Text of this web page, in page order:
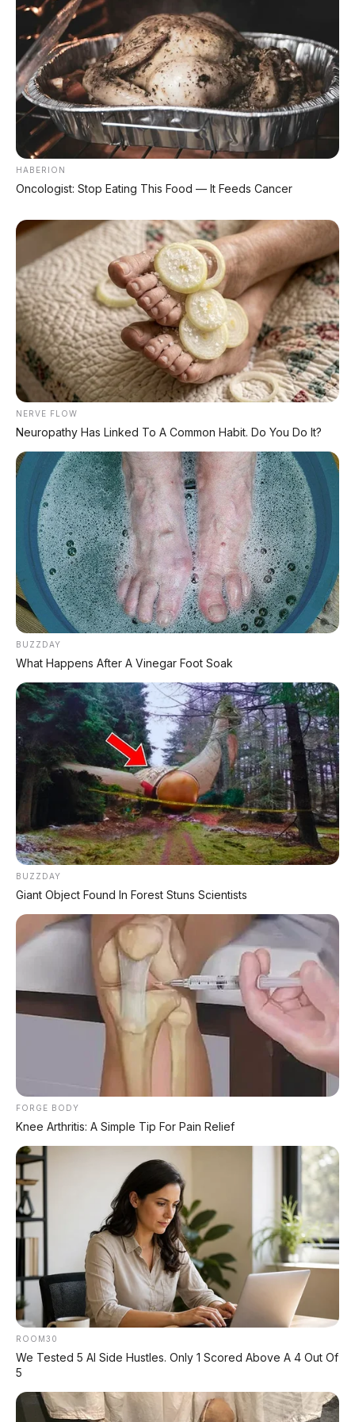
💡 LED Head Light with Day Running
Light
Kombinasi lampu depan LED dan DRL dengan image
Armored Case. Tampilan tangguh, stylish, terang,
dan awet.
LED Head Light + DRL – terang, stylish, dan tangguh.
🔧 Sub-Tank Suspension
Suspensi dengan sub-tank buat performa lebih
nyaman di berbagai kondisi jalan.
Sub-Tank Suspension – nyaman di berbagai
medan.
🛞 Adventure Handle Style
Handle dengan dimensi lebih lebar, makin mantap
dan kokoh di segala kondisi jalan.
Adventure Handle Style – kokoh dan mantap.
⚙️ Teknologi DiASil Cylinder & Forged
Mesin lebih ringan, kuat, dan awet berkat teknologi
DiASil Cylinder dan Forged Piston.
DiASil Cylinder & Forged Piston – ringan, kuat,
awet.
🔥 CEK PROMO & KREDIT X-RIDE 125
HABERION
Oncologist: Stop Eating This Food — It Feeds Cancer
NERVE FLOW
Neuropathy Has Linked To A Common Habit. Do You Do It?
BUZZDAY
What Happens After A Vinegar Foot Soak
BUZZDAY
Giant Object Found In Forest Stuns Scientists
FORGE BODY
Knee Arthritis: A Simple Tip For Pain Relief
ROOM30
We Tested 5 AI Side Hustles. Only 1 Scored Above A 4 Out Of
5